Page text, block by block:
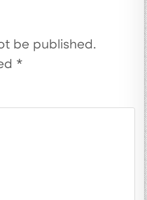
be published.
*